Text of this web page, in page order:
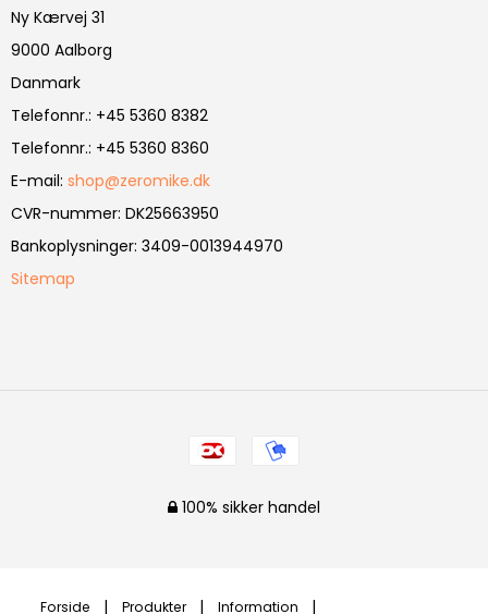
Ny Kærvej 31
9000 Aalborg
Danmark
Telefonnr.: +45 5360 8382
Telefonnr.: +45 5360 8360
E-mail: shop@zeromike.dk
CVR-nummer: DK25663950
Bankoplysninger: 3409-0013944970
Sitemap
100% sikker handel
Forside Produkter Information